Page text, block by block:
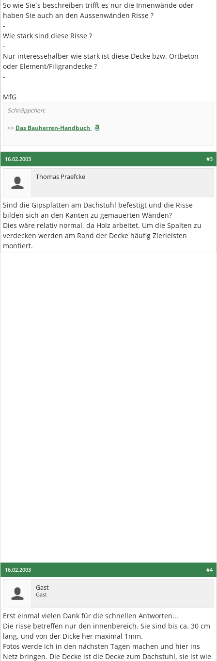
So wie Sie´s beschreiben trifft es nur die Innenwände oder
haben Sie auch an den Aussenwänden Risse ?
-
Wie stark sind diese Risse ?
-
Nur interessehalber wie stark ist diese Decke bzw. Ortbeton
oder Element/Filigrandecke ?
-
MfG
Schnäppchen:
>> Das Bauherren-Handbuch
#3
16.02.2003
Thomas Praefcke
Sind die Gipsplatten am Dachstuhl befestigt und die Risse
bilden sich an den Kanten zu gemauerten Wänden?
Dies wäre relativ normal, da Holz arbeitet. Um die Spalten zu
verdecken werden am Rand der Decke häufig Zierleisten
montiert.
#4
16.02.2003
Gast
Gast
Erst einmal vielen Dank für die schnellen Antworten...
Die risse betreffen nur den innenbereich. Sie sind bis ca. 30 cm
lang, und von der Dicke her maximal 1mm.
Fotos werde ich in den nächsten Tagen machen und hier ins
Netz bringen. Die Decke ist die Decke zum Dachstuhl, sie ist wie